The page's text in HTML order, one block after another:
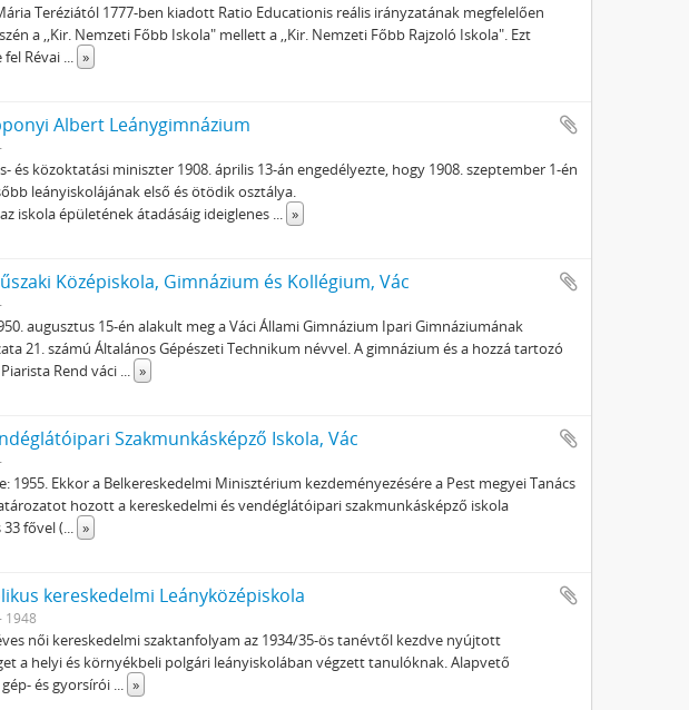
Teréziától 1777-ben kiadott Ratio Educationis reális irányzatának megfelelően
a ,,Kir. Nemzeti Főbb Iskola" mellett a ,,Kir. Nemzeti Főbb Rajzoló Iskola". Ezt
fel Révai ... »
Albert Leánygimnázium
és közoktatási miniszter 1908. április 13-án engedélyezte, hogy 1908. szeptember 1-én
leányiskolájának első és ötödik osztálya.
iskola épületének átadásáig ideiglenes ... »
Középiskola, Gimnázium és Kollégium, Vác
augusztus 15-én alakult meg a Váci Állami Gimnázium Ipari Gimnáziumának
21. számú Általános Gépészeti Technikum névvel. A gimnázium és a hozzá tartozó
Rend váci ... »
Szakmunkásképző Iskola, Vác
1955. Ekkor a Belkereskedelmi Minisztérium kezdeményezésére a Pest megyei Tanács
hozott a kereskedelmi és vendéglátóipari szakmunkásképző iskola
fővel (... »
kereskedelmi Leányközépiskola
1948
női kereskedelmi szaktanfolyam az 1934/35-ös tanévtől kezdve nyújtott
a helyi és környékbeli polgári leányiskolában végzett tanulóknak. Alapvető
és gyorsírói ... »